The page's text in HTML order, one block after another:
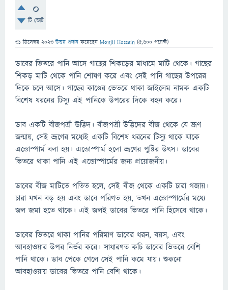
0
টি ভোট
31 ডিসেম্বর 2023 উত্তর প্রদান করেছেন Monjil Hossain (5,600 পয়েন্ট)
ডাবের ভিতরে পানি আসে গাছের শিকড়ের মাধ্যমে মাটি থেকে। গাছের
শিকড় মাটি থেকে পানি শোষণ করে এবং সেই পানি গাছের উপরের
দিকে চলে আসে। গাছের কাণ্ডের ভেতরে থাকা জাইলেম নামক একটি
বিশেষ ধরনের টিস্যু এই পানিকে উপরের দিকে বহন করে।
ডাব একটি বীজপত্রী উদ্ভিদ। বীজপত্রী উদ্ভিদের বীজ থেকে যে ভ্রূণ
জন্মায়, সেই ভ্রূণের মধ্যেই একটি বিশেষ ধরনের টিস্যু থাকে যাকে
এন্ডোস্পার্ম বলা হয়। এন্ডোস্পার্ম হলো ভ্রূণের পুষ্টির উৎস। ডাবের
ভিতরে থাকা পানি এই এন্ডোস্পার্মের জন্য প্রয়োজনীয়।
ডাবের বীজ মাটিতে পতিত হলে, সেই বীজ থেকে একটি চারা গজায়।
চারা যখন বড় হয় এবং ডাবে পরিণত হয়, তখন এন্ডোস্পার্মের মধ্যে
জল জমা হতে থাকে। এই জলই ডাবের ভিতরে পানি হিসেবে থাকে।
ডাবের ভিতরে থাকা পানির পরিমাণ ডাবের ধরন, বয়স, এবং
আবহাওয়ার উপর নির্ভর করে। সাধারণত কচি ডাবের ভিতরে বেশি
পানি থাকে। ডাব পেকে গেলে সেই পানি কমে যায়। শুকনো
আবহাওয়ায় ডাবের ভিতরে পানি বেশি থাকে।